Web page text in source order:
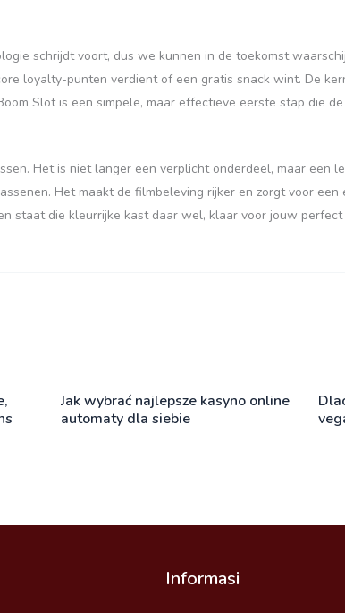
schrijdt voort, dus we kunnen in de toekomst
loyalty-punten verdient of een gratis snack wint. De
Slot is een simpele, maar effectieve eerste stap die
Het is niet langer een verplicht onderdeel, maar een
Het maakt de filmbeleving rijker en zorgt voor
staat die kleurrijke kast daar wel, klaar voor jouw perfect
Jak wybrać najlepsze kasyno online
automaty dla siebie
Informasi